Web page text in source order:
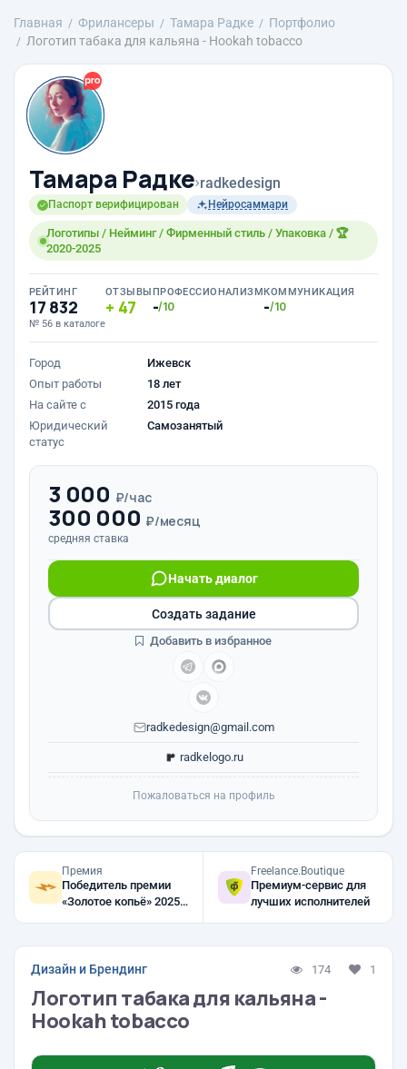
Главная Фрилансеры Тамара Радке
Портфолио
Логотип табака для кальяна - Hookah tobacco
Тамара Радке›radkedesign
Паспорт верифицирован Нейросаммари
Логотипы / Нейминг / Фирменный стиль / Упаковка / 🏆
2020-2025
РЕЙТИНГ
17 832
№ 56 в каталоге
ОТЗЫВЫ
47
ПРОФЕССИОНАЛИЗМ
-/10
КОММУНИКАЦИЯ
-/10
Город
Ижевск
Опыт работы
18 лет
На сайте с
2015 года
Юридический
статус
Самозанятый
3 000 ₽/час
300 000 ₽/месяц
средняя ставка
Начать диалог
radkedesign@gmail.com
radkelogo.ru
Создать задание
Добавить в избранное
Пожаловаться на профиль
Премия
Победитель премии
«Золотое копьё» 2025,
Freelance.Boutique
Премиум-сервис для
лучших исполнителей
Дизайн и Брендинг 174 1
Логотип табака для кальяна -
Hookah tobacco